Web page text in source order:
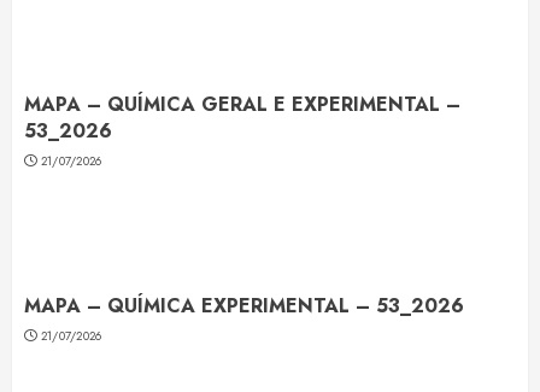
MAPA – QUÍMICA GERAL E EXPERIMENTAL –
53_2026
21/07/2026
MAPA – QUÍMICA EXPERIMENTAL – 53_2026
21/07/2026